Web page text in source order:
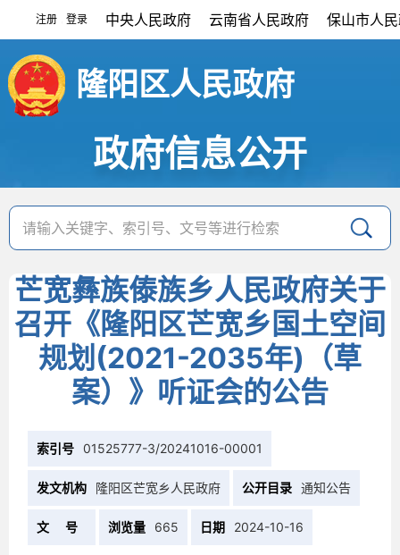
注册 登录 中央人民政府 云南省人民政府 保山市人
隆阳区人民政府
政府信息公开
芒宽彝族傣族乡人民政府关于
召开《隆阳区芒宽乡国土空间
规划(2021-2035年)（草
案）》听证会的公告
索引号 01525777-3/20241016-00001
发文机构 隆阳区芒宽乡人民政府 公开目录 通知公告
文 号 浏览量 665 日期 2024-10-16